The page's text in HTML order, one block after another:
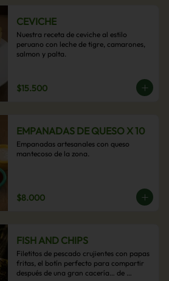
CEVICHE
Nuestra receta de ceviche al estilo
peruano con leche de tigre, camarones,
salmon y palta.
$15.500
EMPANADAS DE QUESO X 10
Empanadas artesanales con queso
mantecoso de la zona.
$8.000
FISH AND CHIPS
Filetitos de pescado crujientes con papas
fritas, el botín perfecto para compartir
después de una gran cacería… de